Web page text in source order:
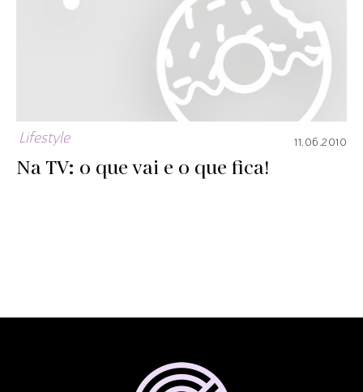
Lifestyle 11.06.2010
Na TV: o que vai e o que fica!